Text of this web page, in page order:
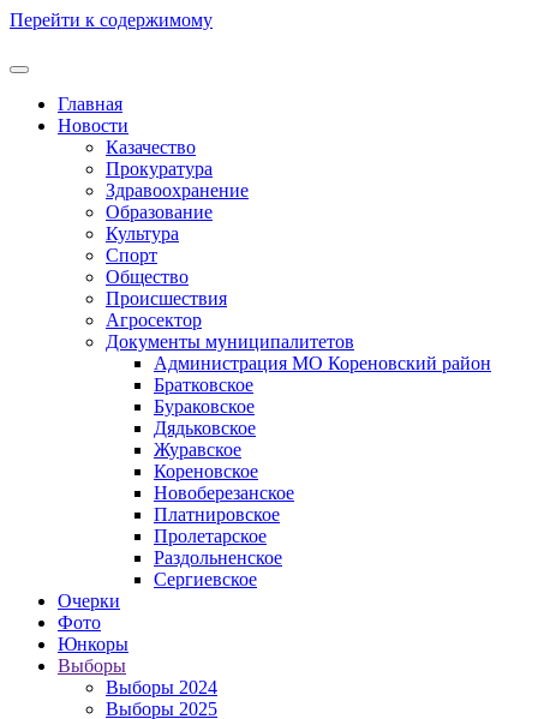
Перейти к содержимому
Главная
Новости
Казачество
Прокуратура
Здравоохранение
Образование
Культура
Спорт
Общество
Происшествия
Агросектор
Документы муниципалитетов
Администрация МО Кореновский район
Братковское
Бураковское
Дядьковское
Журавское
Кореновское
Новоберезанское
Платнировское
Пролетарское
Раздольненское
Сергиевское
Очерки
Фото
Юнкоры
Выборы
Выборы 2024
Выборы 2025